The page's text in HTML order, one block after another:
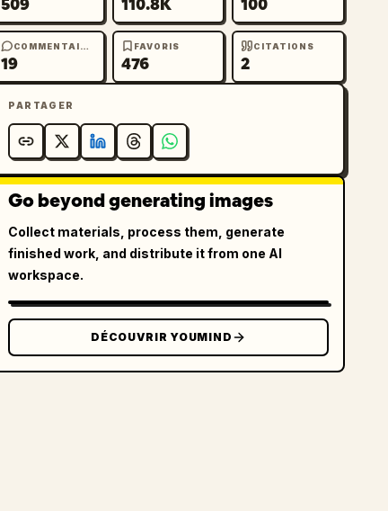
COMMENTAIRES
19
FAVORIS
476
CITATIONS
2
PARTAGER
Go beyond generating images
Collect materials, process them, generate
finished work, and distribute it from one AI
workspace.
DÉCOUVRIR YOUMIND